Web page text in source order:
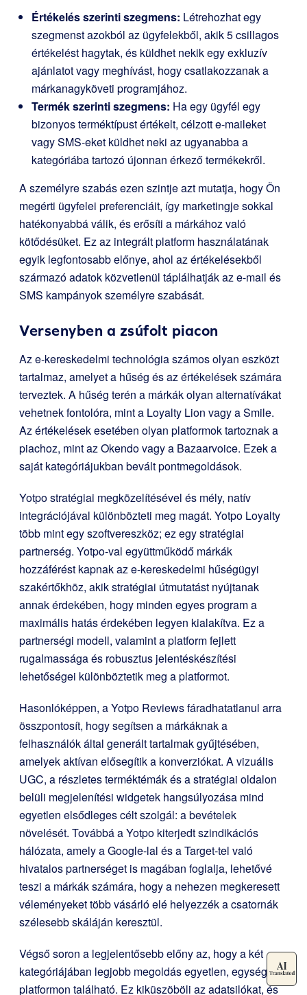
Értékelés szerinti szegmens: Létrehozhat egy
szegmenst azokból az ügyfelekből, akik 5 csillagos
értékelést hagytak, és küldhet nekik egy exkluzív
ajánlatot vagy meghívást, hogy csatlakozzanak a
márkanagyköveti programjához.
Termék szerinti szegmens: Ha egy ügyfél egy
bizonyos terméktípust értékelt, célzott e-maileket
vagy SMS-eket küldhet neki az ugyanabba a
kategóriába tartozó újonnan érkező termékekről.
A személyre szabás ezen szintje azt mutatja, hogy Ön
megérti ügyfelei preferenciáit, így marketingje sokkal
hatékonyabbá válik, és erősíti a márkához való
kötődésüket. Ez az integrált platform használatának
egyik legfontosabb előnye, ahol az értékelésekből
származó adatok közvetlenül táplálhatják az e-mail és
SMS kampányok személyre szabását.
Versenyben a zsúfolt piacon
Az e-kereskedelmi technológia számos olyan eszközt
tartalmaz, amelyet a hűség és az értékelések számára
terveztek. A hűség terén a márkák olyan alternatívákat
vehetnek fontolóra, mint a Loyalty Lion vagy a Smile.
Az értékelések esetében olyan platformok tartoznak a
piachoz, mint az Okendo vagy a Bazaarvoice. Ezek a
saját kategóriájukban bevált pontmegoldások.
Yotpo stratégiai megközelítésével és mély, natív
integrációjával különbözteti meg magát. Yotpo Loyalty
több mint egy szoftvereszköz; ez egy stratégiai
partnerség. Yotpo-val együttműködő márkák
hozzáférést kapnak az e-kereskedelmi hűségügyi
szakértőkhöz, akik stratégiai útmutatást nyújtanak
annak érdekében, hogy minden egyes program a
maximális hatás érdekében legyen kialakítva. Ez a
partnerségi modell, valamint a platform fejlett
rugalmassága és robusztus jelentéskészítési
lehetőségei különböztetik meg a platformot.
Hasonlóképpen, a Yotpo Reviews fáradhatatlanul arra
összpontosít, hogy segítsen a márkáknak a
felhasználók által generált tartalmak gyűjtésében,
amelyek aktívan elősegítik a konverziókat. A vizuális
UGC, a részletes terméktémák és a stratégiai oldalon
belüli megjelenítési widgetek hangsúlyozása mind
egyetlen elsődleges célt szolgál: a bevételek
növelését. Továbbá a Yotpo kiterjedt szindikációs
hálózata, amely a Google-lal és a Target-tel való
hivatalos partnerséget is magában foglalja, lehetővé
teszi a márkák számára, hogy a nehezen megkeresett
véleményeket több vásárló elé helyezzék a csatornák
szélesebb skáláján keresztül.
Végső soron a legjelentősebb előny az, hogy a két
kategóriájában legjobb megoldás egyetlen, egységes
platformon található. Ez kiküszöböli az adatsilókat, és